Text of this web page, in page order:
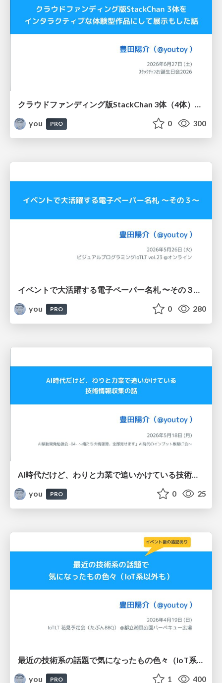
クラウドファンディング版StackChan 3体（4体）をインタラクティブな体験型作品にして展示もした話 / ｽﾀｯｸﾁｬﾝお誕生日会2026
you
PRO 0 300
イベントで大活躍する電子ペーパー名札 〜その３〜 / ビジュアルプログラミングIoTLT vol.23
you
PRO 0 280
AI時代だけど、わりと力業で追いかけている技術情報収集の話 / 20260518
you
PRO 0 25
you
PRO 1 400